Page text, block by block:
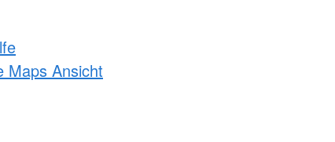
Maps Ansicht